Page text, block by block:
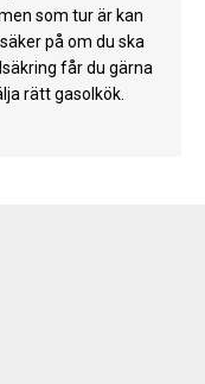
som tur är kan
på om du ska
får du gärna
rätt gasolkök.